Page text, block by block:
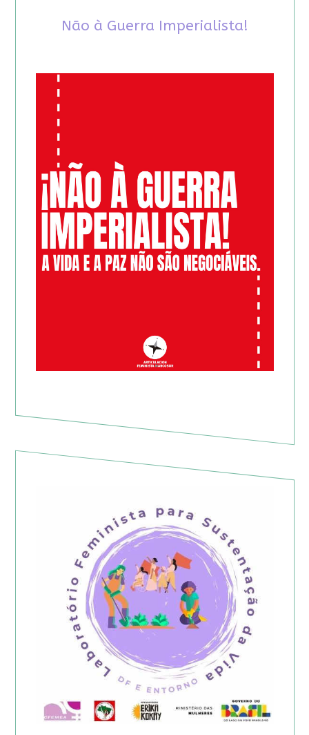
Não à Guerra Imperialista!